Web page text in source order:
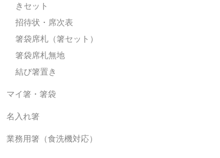
きセット
招待状・席次表
箸袋席札（箸セット）
箸袋席札無地
結び箸置き
マイ箸・箸袋
名入れ箸
業務用箸（食洗機対応）